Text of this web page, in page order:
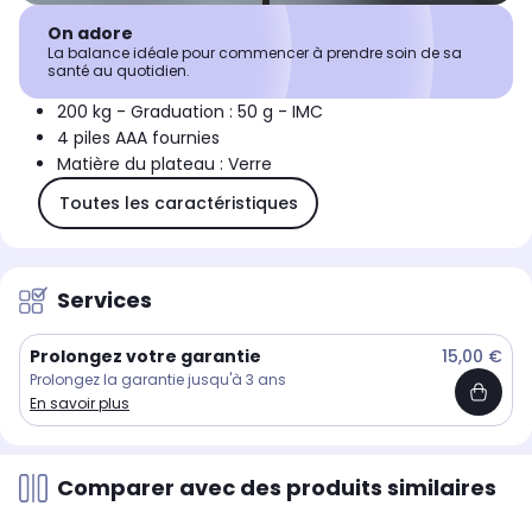
On adore
La balance idéale pour commencer à prendre soin de sa
santé au quotidien.
200 kg - Graduation : 50 g - IMC
4 piles AAA fournies
Matière du plateau : Verre
Toutes les caractéristiques
Services
Prolongez votre garantie 15,00 €
Prolongez la garantie jusqu'à 3 ans
En savoir plus
Comparer avec des produits similaires